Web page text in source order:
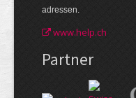
adressen.
www.help.ch
Partner